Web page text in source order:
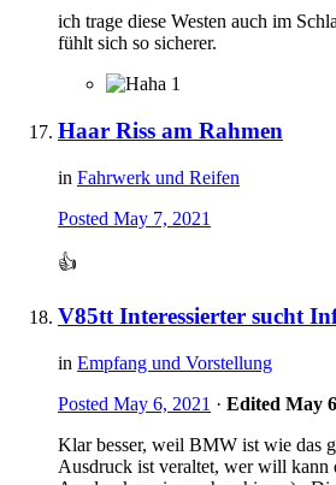
ich trage diese Westen auch im
fühlt sich so sicherer.
1
Haar Riss am Rahmen
in Fahrwerk und Reifen
Posted May 7, 2021
👍
V85tt Interessierter sucht
in Empfang und Vorstellung
Posted May 6, 2021 · Edited May
Klar besser, weil BMW ist wie das
Ausdruck ist veraltet, wer will kann